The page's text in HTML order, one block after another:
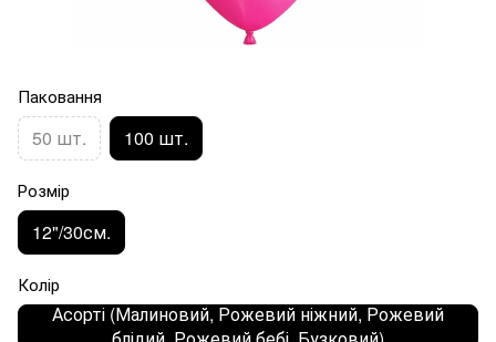
Паковання
50 шт. 100 шт.
Розмір
12"/30см.
Колір
Асорті (Малиновий, Рожевий ніжний, Рожевий